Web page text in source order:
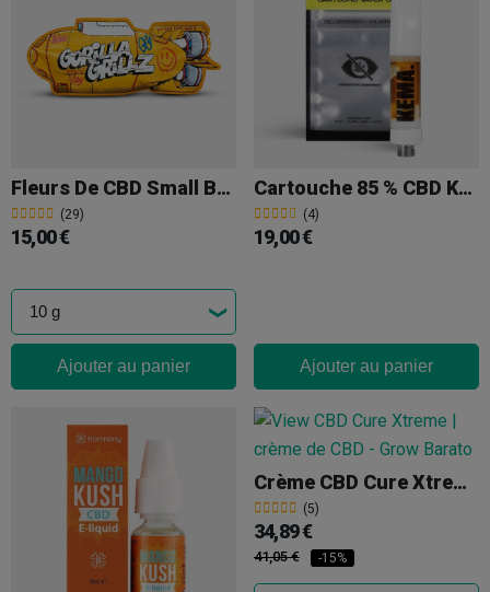
Fleurs De CBD Small Buds Gorilla Grillz
(29)
15,00 €
Ajouter au panier
Cartouche 85 % CBD KEMA 'Blueberry Muffin'
(4)
19,00 €
Ajouter au panier
Crème CBD Cure Xtreme
(5)
34,89 €
41,05 € -15%